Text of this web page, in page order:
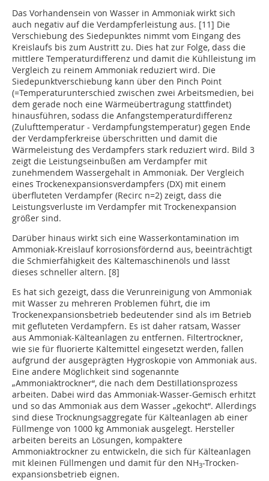
Das Vorhandensein von Wasser in Ammoniak wirkt sich
auch negativ auf die Verdampferleistung aus. [11] Die
Verschiebung des Siedepunktes nimmt vom Eingang des
Kreislaufs bis zum Austritt zu. Dies hat zur Folge, dass die
mittlere Temperaturdifferenz und damit die Kühlleistung im
Vergleich zu reinem Ammoniak reduziert wird. Die
Siedepunktverschiebung kann über den Pinch Point
(=Temperaturunterschied zwischen zwei Arbeitsmedien, bei
dem gerade noch eine Wärmeübertragung stattfindet)
hinausführen, sodass die Anfangstemperaturdifferenz
(Zulufttemperatur - Verdampfungstemperatur) gegen Ende
der Verdampferkreise überschritten und damit die
Wärmeleistung des Verdampfers stark reduziert wird. Bild 3
zeigt die Leistungseinbußen am Verdampfer mit
zunehmendem Wassergehalt in Ammoniak. Der Vergleich
eines Trocken­expansionsverdampfers (DX) mit einem
überfluteten Verdampfer (Recirc n=2) zeigt, dass die
Leistungsverluste im Verdampfer mit Trockenexpansion
größer sind.
Darüber hinaus wirkt sich eine Wasserkontamination im
Ammoniak-Kreislauf korrosionsfördernd aus, beeinträchtigt
die Schmierfähigkeit des Kältemaschinenöls und lässt
dieses schneller altern. [8]
Es hat sich gezeigt, dass die Verunreinigung von Ammoniak
mit Wasser zu mehreren Problemen führt, die im
Trockenexpansionsbetrieb bedeutender sind als im Betrieb
mit gefluteten Verdampfern. Es ist daher ratsam, Wasser
aus Ammoniak-Kälteanlagen zu entfernen. Filtertrockner,
wie sie für fluorierte Kältemittel eingesetzt werden, fallen
aufgrund der ausgeprägten Hygroskopie von Ammoniak aus.
Eine andere Möglichkeit sind sogenannte
„Ammoniaktrockner“, die nach dem Destillationsprozess
arbeiten. Dabei wird das Ammoniak-Wasser-Gemisch erhitzt
und so das Ammoniak aus dem Wasser „gekocht“. Allerdings
sind diese Trocknungsaggregate für Kälteanlagen ab einer
Füllmenge von 1000 kg Ammoniak ausgelegt. Hersteller
arbeiten bereits an Lösungen, kompaktere
Ammoniaktrockner zu entwickeln, die sich für Kälteanlagen
mit kleinen Füllmengen und damit für den NH3-Trocken­
expansionsbetrieb eignen.